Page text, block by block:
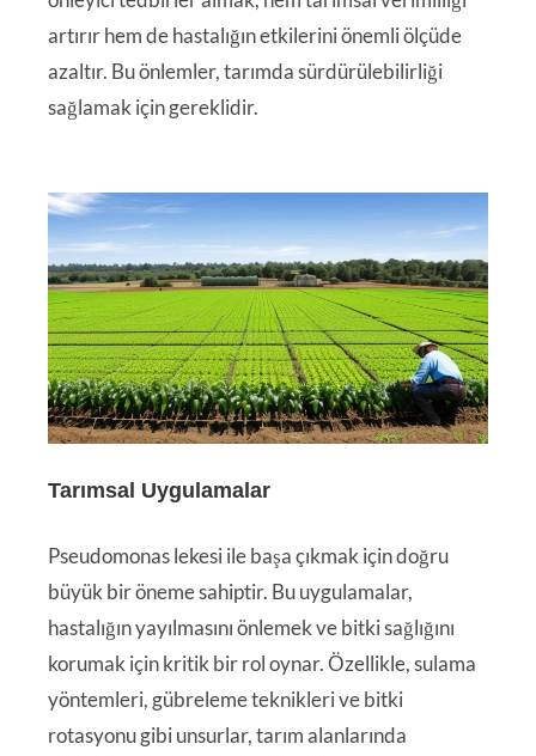
artırır hem de hastalığın etkilerini önemli ölçüde
azaltır. Bu önlemler, tarımda sürdürülebilirliği
sağlamak için gereklidir.
Tarımsal Uygulamalar
Pseudomonas lekesi ile başa çıkmak için doğru
büyük bir öneme sahiptir. Bu uygulamalar,
hastalığın yayılmasını önlemek ve bitki sağlığını
korumak için kritik bir rol oynar. Özellikle, sulama
yöntemleri, gübreleme teknikleri ve bitki
rotasyonu gibi unsurlar, tarım alanlarında